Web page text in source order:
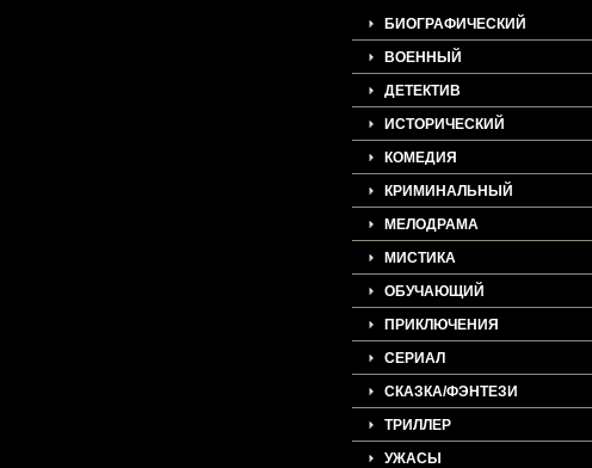
БИОГРАФИЧЕСКИЙ
ВОЕННЫЙ
ДЕТЕКТИВ
ИСТОРИЧЕСКИЙ
КОМЕДИЯ
КРИМИНАЛЬНЫЙ
МЕЛОДРАМА
МИСТИКА
ОБУЧАЮЩИЙ
ПРИКЛЮЧЕНИЯ
СЕРИАЛ
СКАЗКА/ФЭНТЕЗИ
ТРИЛЛЕР
УЖАСЫ